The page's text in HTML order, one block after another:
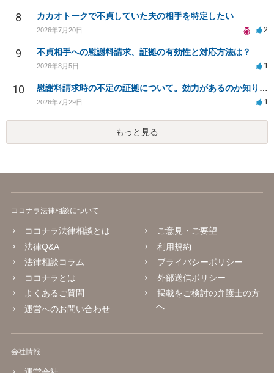
8 カカオトークで不貞していた夫の相手を特定したい
2026年7月20日 2
9 不貞相手への慰謝料請求、証拠の有効性と対応方法は？
2026年8月5日 1
10 慰謝料請求時の不定の証拠について。効力があるのか知りたい。
2026年7月29日 1
もっと見る
ココナラ法律相談について
ココナラ法律相談とは
法律Q&A
法律相談コラム
ココナラとは
よくあるご質問
運営へのお問い合わせ
ご意見・ご要望
利用規約
プライバシーポリシー
外部送信ポリシー
掲載をご検討の弁護士の方
へ
会社情報